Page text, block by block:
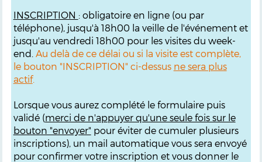
INSCRIPTION : obligatoire en ligne (ou par
téléphone), jusqu'à 18h00 la veille de l'événement et
jusqu'au vendredi 18h00 pour les visites du week-
end. Au delà de ce délai ou si la visite est complète,
le bouton "INSCRIPTION" ci-dessus ne sera plus
actif.
Lorsque vous aurez complété le formulaire puis
validé (merci de n'appuyer qu'une seule fois sur le
bouton "envoyer" pour éviter de cumuler plusieurs
inscriptions), un mail automatique vous sera envoyé
pour confirmer votre inscription et vous donner le